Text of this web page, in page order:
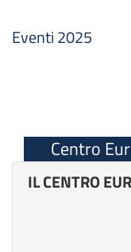
Eventi 2025
Centro
IL CENTRO